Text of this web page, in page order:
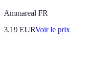
Ammareal FR
3.19 EURVoir le prix